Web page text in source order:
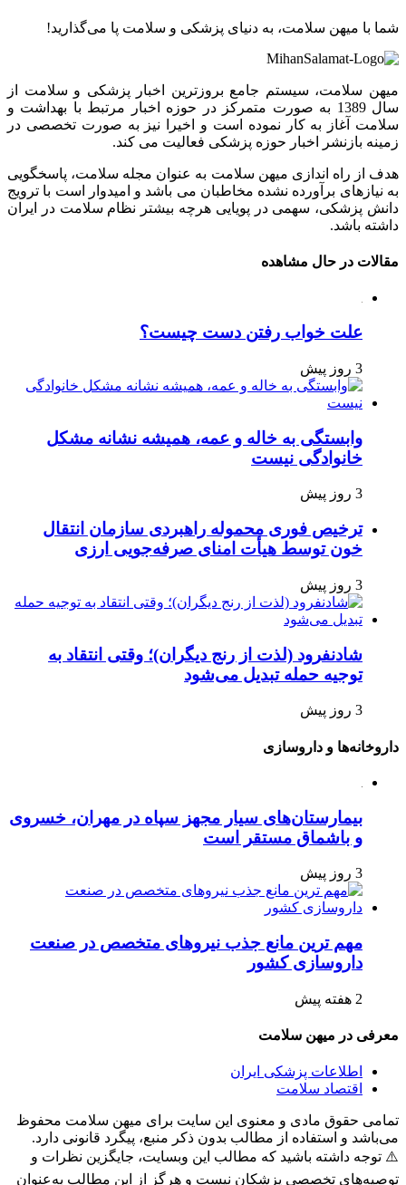
شما با میهن سلامت، به دنیای پزشکی و سلامت پا می‌گذارید!
میهن سلامت، سیستم جامع بروزترین اخبار پزشکی و سلامت از
سال 1389 به صورت متمرکز در حوزه اخبار مرتبط با بهداشت و
سلامت آغاز به کار نموده است و اخیرا نیز به صورت تخصصی در
زمینه بازنشر اخبار حوزه پزشکی فعالیت می کند.
هدف از راه اندازی میهن سلامت به عنوان مجله سلامت، پاسخگویی
به نیازهای برآورده نشده مخاطبان می باشد و امیدوار است با ترویج
دانش پزشکی، سهمی در پویایی هرچه بیشتر نظام سلامت در ایران
داشته باشد.
مقالات در حال مشاهده
علت خواب رفتن دست چیست؟
3 روز پیش
وابستگی به خاله و عمه، همیشه نشانه مشکل
خانوادگی نیست
3 روز پیش
ترخیص فوری محموله راهبردی سازمان انتقال
خون توسط هیأت امنای صرفه‌جویی ارزی
3 روز پیش
شادنفرود (لذت از رنج دیگران)؛ وقتی انتقاد به
توجیه حمله تبدیل می‌شود
3 روز پیش
داروخانه‌ها و داروسازی
بیمارستان‌های سیار مجهز سپاه در مهران، خسروی
و باشماق مستقر است
3 روز پیش
مهم ترین مانع جذب نیروهای متخصص در صنعت
داروسازی کشور
2 هفته پیش
معرفی در میهن سلامت
اطلاعات پزشکی ایران
اقتصاد سلامت
تمامی حقوق مادی و معنوی این سایت برای میهن سلامت محفوظ
می‌باشد و استفاده از مطالب بدون ذکر منبع، پیگرد قانونی دارد.
⚠️ توجه داشته باشید که مطالب این وبسایت، جایگزین نظرات و
توصیه‌های تخصصی پزشکان نیست و هرگز از این مطالب به‌عنوان